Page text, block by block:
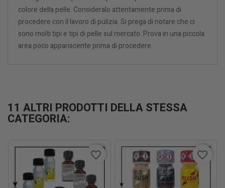
colore della pelle. Consideralo attentamente prima di
procedere con il lavoro di pulizia. Si prega di notare che ci
sono molti tipi e tipi di pelle sul mercato. Prova in una piccola
area poco appariscente prima di procedere.
11 ALTRI PRODOTTI DELLA STESSA
CATEGORIA:
favorite_border favorite_border